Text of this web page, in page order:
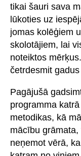
tikai šauri sava
lūkoties uz
jomas kolēģiem
skolotājiem, lai
noteiktos
četrdesmit
Pagājušā
programma
metodikas, kā
mācību
neņemot vērā,